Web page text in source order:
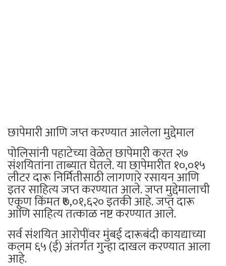
छापेमारी आणि जप्त करण्यात आलेला मुद्देमाल
पोलिसांनी पहाटेच्या वेळेत छापेमारी करत २७
संशयितांना ताब्यात घेतले. या छापेमारीत १०,०१५
लीटर दारू निर्मितीसाठी लागणारे रसायन आणि
इतर साहित्य जप्त करण्यात आले. जप्त मुद्देमालाची
एकूण किंमत ₹७,०१,६२० इतकी आहे. जप्त दारू
आणि साहित्य तत्काळ नष्ट करण्यात आले.
सर्व संशयित आरोपींवर मुंबई दारूबंदी कायद्याच्या
कलम ६५ (ई) अंतर्गत गुन्हा दाखल करण्यात आला
आहे.